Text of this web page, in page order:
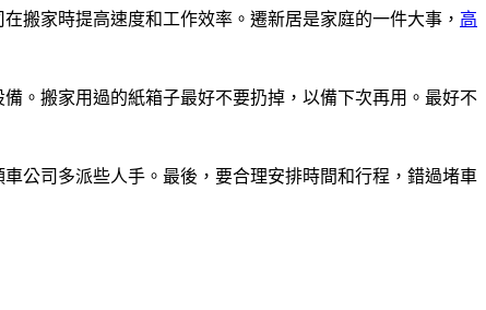
搬家時提高速度和工作效率。遷新居是家庭的一件大事， 高
。搬家用過的紙箱子最好不要扔掉，以備下次再用。最好不
公司多派些人手。最後，要合理安排時間和行程，錯過堵車